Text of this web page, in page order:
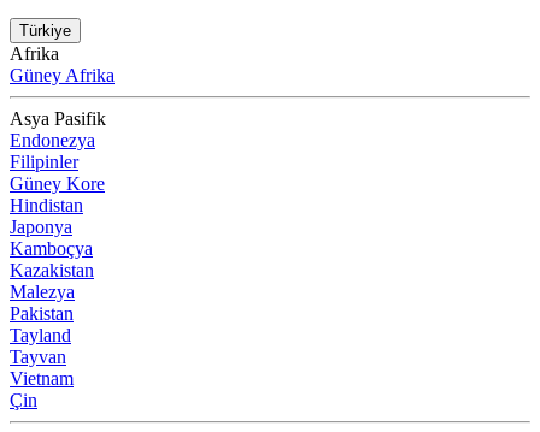
Türkiye
Afrika
Güney Afrika
Asya Pasifik
Endonezya
Filipinler
Güney Kore
Hindistan
Japonya
Kamboçya
Kazakistan
Malezya
Pakistan
Tayland
Tayvan
Vietnam
Çin